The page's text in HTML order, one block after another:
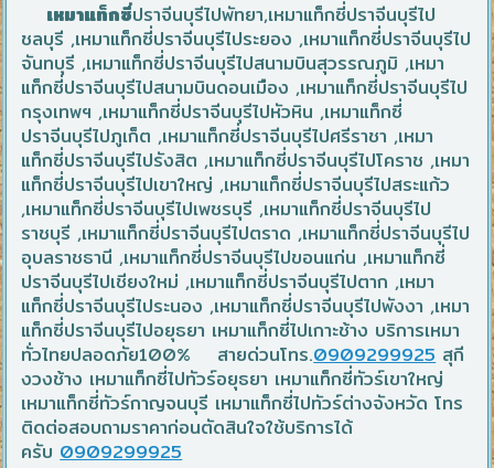
เหมาแท็กซี่ปราจีนบุรีไปพัทยา,เหมาแท็กซี่ปราจีนบุรีไป
ชลบุรี ,เหมาแท็กซี่ปราจีนบุรีไประยอง ,เหมาแท็กซี่ปราจีนบุรีไป
จันทบุรี ,เหมาแท็กซี่ปราจีนบุรีไปสนามบินสุวรรณภูมิ ,เหมา
แท็กซี่ปราจีนบุรีไปสนามบินดอนเมือง ,เหมาแท็กซี่ปราจีนบุรีไป
กรุงเทพฯ ,เหมาแท็กซี่ปราจีนบุรีไปหัวหิน ,เหมาแท็กซี่
ปราจีนบุรีไปภูเก็ต ,เหมาแท็กซี่ปราจีนบุรีไปศรีราชา ,เหมา
แท็กซี่ปราจีนบุรีไปรังสิต ,เหมาแท็กซี่ปราจีนบุรีไปโคราช ,เหมา
แท็กซี่ปราจีนบุรีไปเขาใหญ่ ,เหมาแท็กซี่ปราจีนบุรีไปสระแก้ว
,เหมาแท็กซี่ปราจีนบุรีไปเพชรบุรี ,เหมาแท็กซี่ปราจีนบุรีไป
ราชบุรี ,เหมาแท็กซี่ปราจีนบุรีไปตราด ,เหมาแท็กซี่ปราจีนบุรีไป
อุบลราชธานี ,เหมาแท็กซี่ปราจีนบุรีไปขอนแก่น ,เหมาแท็กซี่
ปราจีนบุรีไปเชียงใหม่ ,เหมาแท็กซี่ปราจีนบุรีไปตาก ,เหมา
แท็กซี่ปราจีนบุรีไประนอง ,เหมาแท็กซี่ปราจีนบุรีไปพังงา ,เหมา
แท็กซี่ปราจีนบุรีไปอยุธยา เหมาแท็กซี่ไปเกาะช้าง บริการเหมา
ทั่วไทยปลอดภัย100% สายด่วนโทร.0909299925สุกี
งวงช้าง เหมาแท็กซี่ไปทัวร์อยุธยา เหมาแท็กซี่ทัวร์เขาใหญ่
เหมาแท็กซี่ทัวร์กาญจนบุรี เหมาแท็กซี่ไปทัวร์ต่างจังหวัด โทร
ติดต่อสอบถามราคาก่อนตัดสินใจใช้บริการได้
ครับ0909299925